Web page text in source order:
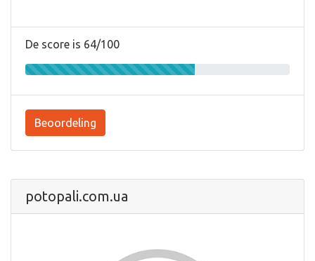
De score is 64/100
Beoordeling
potopali.com.ua